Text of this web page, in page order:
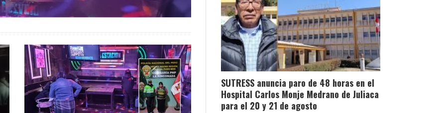
SUTRESS anuncia paro de 48 horas en el
Hospital Carlos Monje Medrano de Juliaca
para el 20 y 21 de agosto